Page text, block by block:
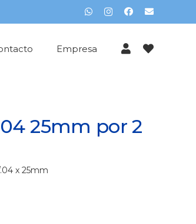
Empresa
25mm por 2
x 25mm